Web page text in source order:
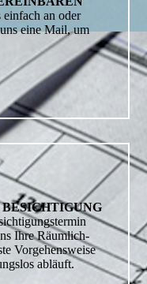
an oder
eine Mail, um
Ihre Räumlich­
Vorgehensweise
abläuft.